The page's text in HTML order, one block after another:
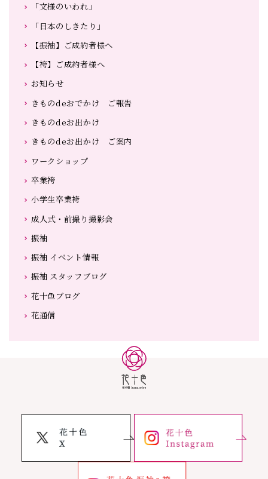
「文様のいわれ」
「日本のしきたり」
【振袖】ご成約者様へ
【袴】ご成約者様へ
お知らせ
きものdeおでかけ ご報告
きものdeお出かけ
きものdeお出かけ ご案内
ワークショップ
卒業袴
小学生卒業袴
成人式・前撮り撮影会
振袖
振袖 イベント情報
振袖 スタッフブログ
花十色ブログ
花通信